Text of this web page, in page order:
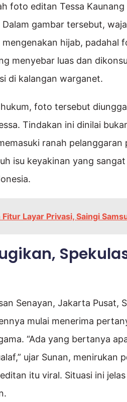
foto editan Tessa
gambar tersebut,
hijab, padahal
menyebar luas dan
di kalangan warganet.
foto tersebut
Tindakan ini dinilai
ranah pelanggaran
isu keyakinan yang
Layar Privasi, Saingi
Senayan, Jakarta Pusat,
mulai menerima
“Ada yang bertanya
ujar Sunan, menirukan
itu viral. Situasi ini